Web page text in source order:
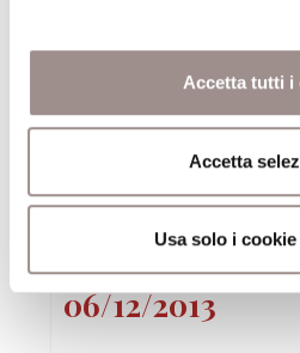
Accetta tutti i
Accetta
Usa solo i
La grande dea
Divinità e ruolo della
Giuliano Boccali
Centro Studi Religiosi
06/12/2013